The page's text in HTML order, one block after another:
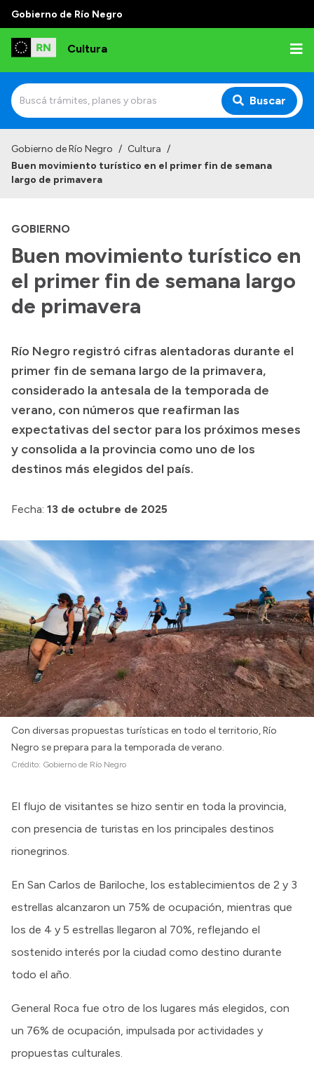
Gobierno de Río Negro
Cultura
Buscar
Institucional
Autoridades
Delegaciones
Normativa
Presupuesto
Boletín Oficial
Compras y licitaciones
Consulta de expedientes
Consulta de pago a proveedores
Convocatorias
Gobierno de Río Negro / Cultura /
Buen movimiento turístico en el primer fin de semana
largo de primavera
GOBIERNO
Buen movimiento turístico en
el primer fin de semana largo
de primavera
Río Negro registró cifras alentadoras durante el
primer fin de semana largo de la primavera,
considerado la antesala de la temporada de
verano, con números que reafirman las
expectativas del sector para los próximos meses
y consolida a la provincia como uno de los
destinos más elegidos del país.
Fecha: 13 de octubre de 2025
Con diversas propuestas turísticas en todo el territorio, Río
Negro se prepara para la temporada de verano.
Crédito: Gobierno de Río Negro
El flujo de visitantes se hizo sentir en toda la provincia,
con presencia de turistas en los principales destinos
rionegrinos.
En San Carlos de Bariloche, los establecimientos de 2 y 3
estrellas alcanzaron un 75% de ocupación, mientras que
los de 4 y 5 estrellas llegaron al 70%, reflejando el
sostenido interés por la ciudad como destino durante
todo el año.
General Roca fue otro de los lugares más elegidos, con
un 76% de ocupación, impulsada por actividades y
propuestas culturales.